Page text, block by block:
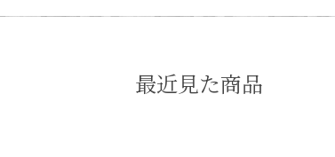
最近見た商品